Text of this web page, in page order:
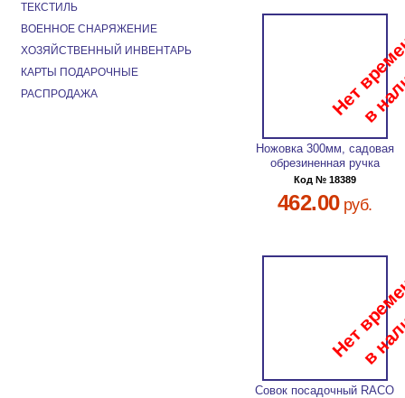
Ножовка 300мм, садовая
обрезиненная ручка
Код № 18389
462.00руб.
Совок посадочный RACO
ТЕКСТИЛЬ
ВОЕННОЕ СНАРЯЖЕНИЕ
ХОЗЯЙСТВЕННЫЙ ИНВЕНТАРЬ
КАРТЫ ПОДАРОЧНЫЕ
РАСПРОДАЖА